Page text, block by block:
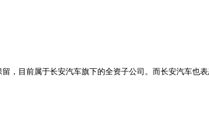
，目前属于长安汽车旗下的全资子公司。而长安汽车也